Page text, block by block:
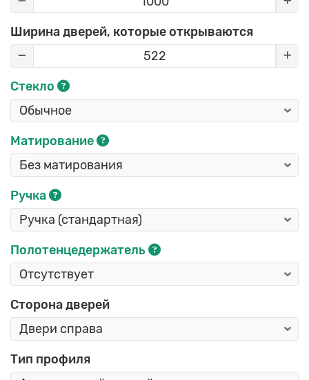
Ширина дверей, которые открываются
Стекло
Матирование
Ручка
Полотенцедержатель
Сторона дверей
Тип профиля